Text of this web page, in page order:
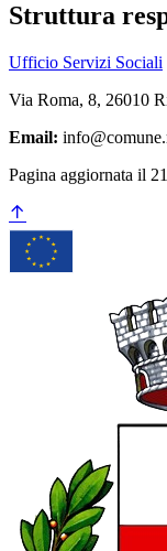
Struttura
Ufficio Servizi Sociali
Via Roma, 8, 26010
Email:
Pagina aggiornata il